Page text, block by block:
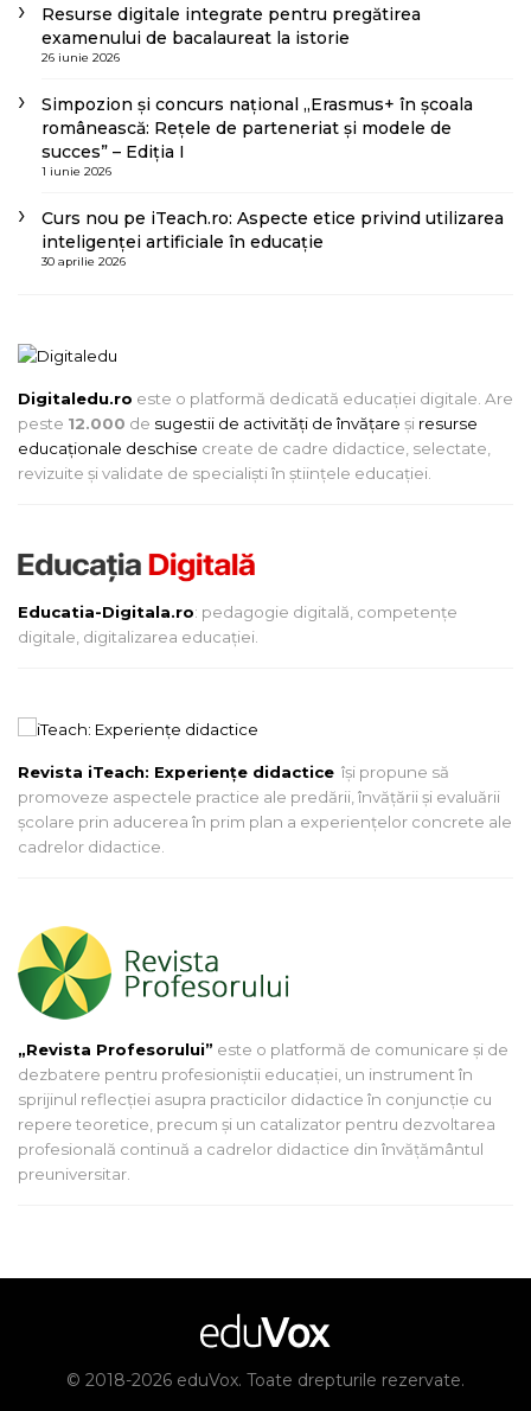
Resurse digitale integrate pentru pregătirea
examenului de bacalaureat la istorie
26 iunie 2026
Simpozion și concurs național „Erasmus+ în școala
românească: Rețele de parteneriat și modele de
succes” – Ediția I
1 iunie 2026
Curs nou pe iTeach.ro: Aspecte etice privind utilizarea
inteligenței artificiale în educație
30 aprilie 2026
Digitaledu.ro este o platformă dedicată educației digitale. Are
peste 12.000 de sugestii de activități de învățare și resurse
educaționale deschise create de cadre didactice, selectate,
revizuite și validate de specialiști în științele educației.
Educatia-Digitala.ro: pedagogie digitală, competențe
digitale, digitalizarea educației.
Revista iTeach: Experienţe didactice îşi propune să
promoveze aspectele practice ale predării, învăţării şi evaluării
şcolare prin aducerea în prim plan a experienţelor concrete ale
cadrelor didactice.
„Revista Profesorului” este o platformă de comunicare și de
dezbatere pentru profesioniștii educației, un instrument în
sprijinul reflecției asupra practicilor didactice în conjuncție cu
repere teoretice, precum și un catalizator pentru dezvoltarea
profesională continuă a cadrelor didactice din învățământul
preuniversitar.
© 2018-2026 eduVox. Toate drepturile rezervate.